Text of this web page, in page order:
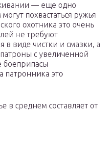
— еще одно
похвастаться ружья
охотника это очень
не требуют
в виде чистки и смазки, а
с увеличенной
боеприпасы
патронника это
в среднем составляет от